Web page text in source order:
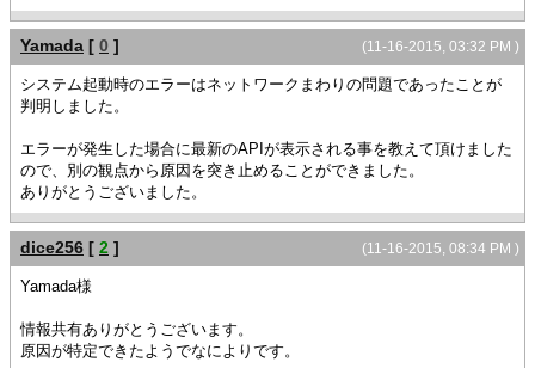
(11-16-2015, 03:32 PM )
Yamada [ 0 ]
システム起動時のエラーはネットワークまわりの問題であったことが
判明しました。
エラーが発生した場合に最新のAPIが表示される事を教えて頂けました
ので、別の観点から原因を突き止めることができました。
ありがとうございました。
(11-16-2015, 08:34 PM )
dice256 [ 2 ]
Yamada様
情報共有ありがとうございます。
原因が特定できたようでなによりです。